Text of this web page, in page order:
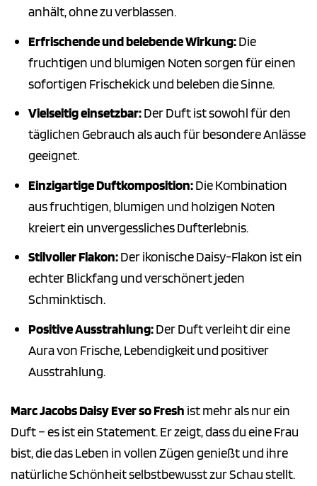
anhält, ohne zu verblassen.
Erfrischende und belebende Wirkung:Die
fruchtigen und blumigen Noten sorgen für einen
sofortigen Frischekick und beleben die Sinne.
Vielseitig einsetzbar:Der Duft ist sowohl für den
täglichen Gebrauch als auch für besondere Anlässe
geeignet.
Einzigartige Duftkomposition:Die Kombination
aus fruchtigen, blumigen und holzigen Noten
kreiert ein unvergessliches Dufterlebnis.
Stilvoller Flakon:Der ikonische Daisy-Flakon ist ein
echter Blickfang und verschönert jeden
Schminktisch.
Positive Ausstrahlung:Der Duft verleiht dir eine
Aura von Frische, Lebendigkeit und positiver
Ausstrahlung.
Marc Jacobs Daisy Ever so Fresh ist mehr als nur ein
Duft – es ist ein Statement. Er zeigt, dass du eine Frau
bist, die das Leben in vollen Zügen genießt und ihre
natürliche Schönheit selbstbewusst zur Schau stellt.